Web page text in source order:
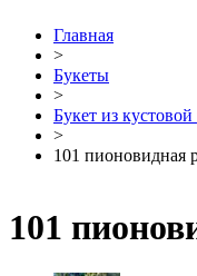
Главная
>
Букеты
>
Букет из
>
101 пионовидная
101